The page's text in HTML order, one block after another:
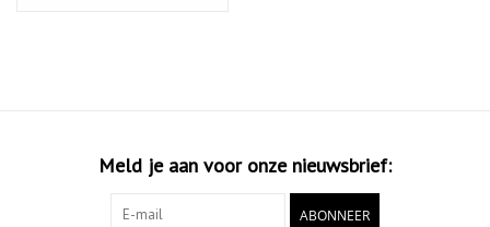
Meld je aan voor onze nieuwsbrief:
ABONNEER